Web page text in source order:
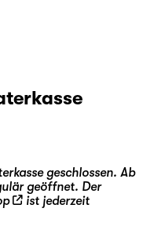
geschlossen. Ab
geöffnet. Der
ist jederzeit